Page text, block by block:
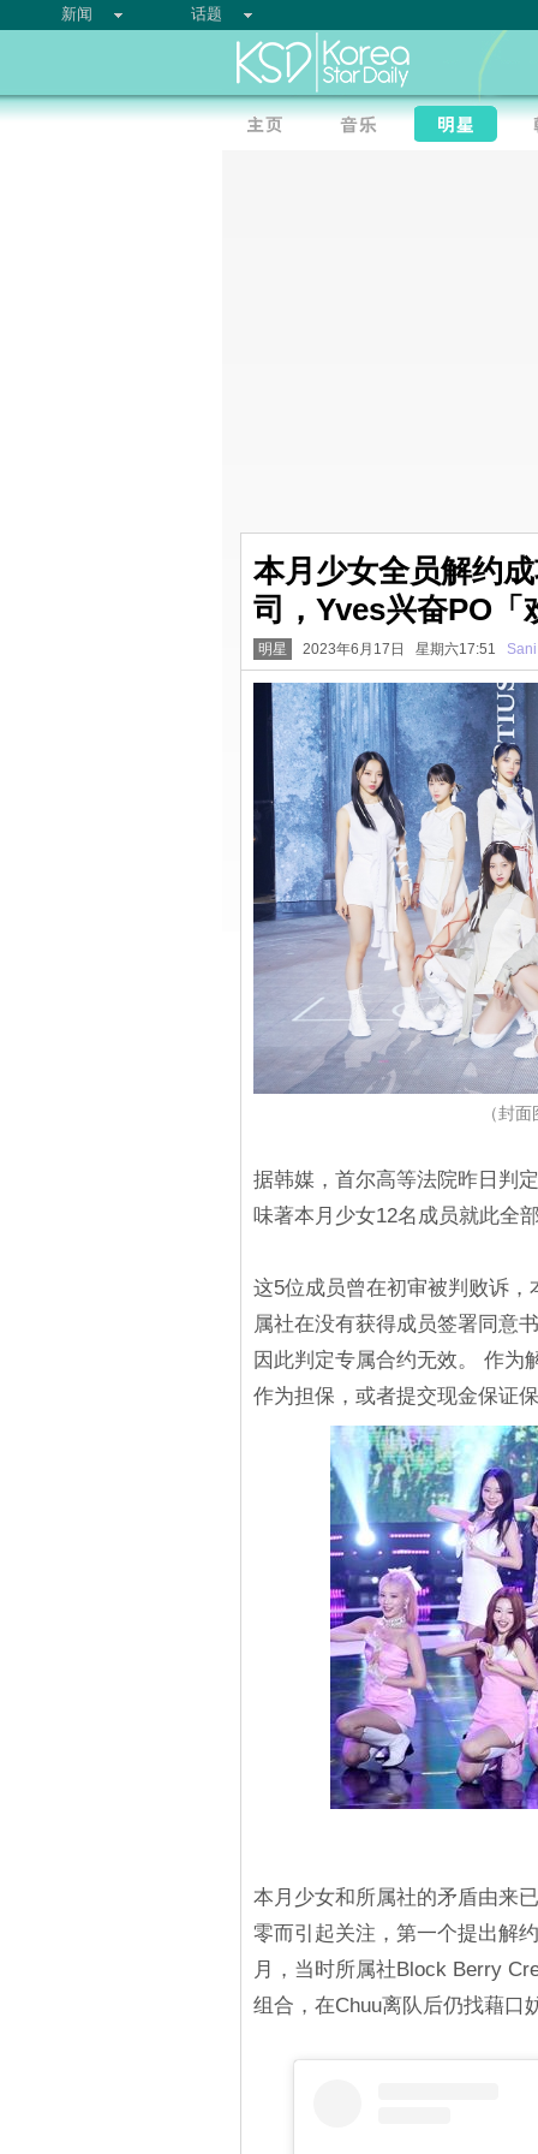
新闻 话题
本月少女全员解约
司，Yves兴奋PO「
明星 2023年6月17日 星期六17:51 Sani
（封
据韩媒，首尔高等法院昨日判
味著本月少女12名成员就此全
这5位成员曾在初审被判败诉
属社在没有获得成员签署同意
因此判定专属合约无效。 作为
作为担保，或者提交现金保证
本月少女和所属社的矛盾由来
零而引起关注，第一个提出解
月，当时所属社Block Berry
组合，在Chuu离队后仍找藉口